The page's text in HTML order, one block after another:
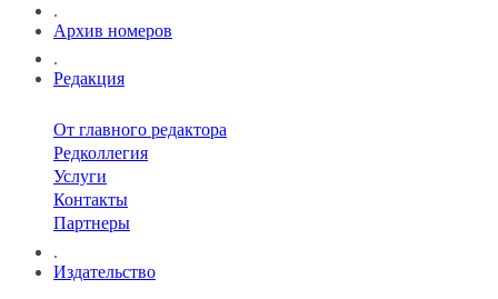
.
Архив номеров
.
Редакция
От главного редактора
Редколлегия
Услуги
Контакты
Партнеры
.
Издательство